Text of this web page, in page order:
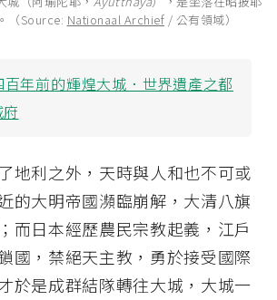
（Source: Nationaal Archief / 公有領域）
百年前的輝煌大城．世界遺產之都
地利之外，天時與人和也不可或
的大明帝國瀕臨崩解，大清八旗
而日本經歷農民宗教起義，江戶
國，禁絕天主教，勇於接受國際
於是成群結隊轉往大城，大城一